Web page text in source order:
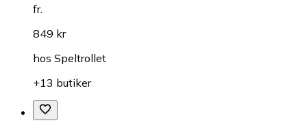
fr.
849 kr
hos Speltrollet
+13 butiker